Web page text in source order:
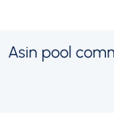
asin pool commande